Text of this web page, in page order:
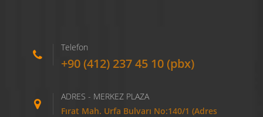
Telefon
+90 (412) 237 45 10 (pbx)
ADRES - MERKEZ PLAZA
Fırat Mah. Urfa Bulvarı No:140/1 (Adres